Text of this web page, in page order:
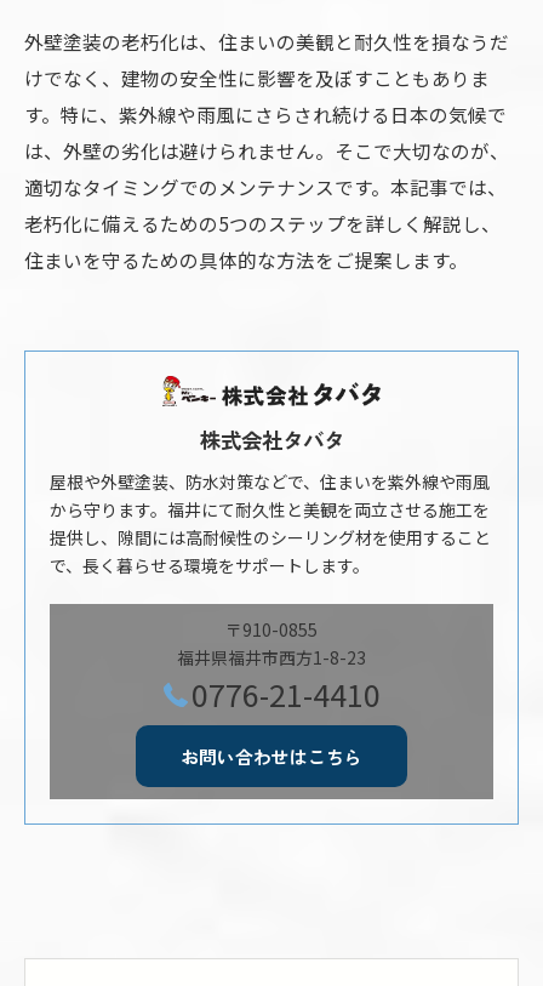
外壁塗装の老朽化は、住まいの美観と耐久性を損なうだ
けでなく、建物の安全性に影響を及ぼすこともありま
す。特に、紫外線や雨風にさらされ続ける日本の気候で
は、外壁の劣化は避けられません。そこで大切なのが、
適切なタイミングでのメンテナンスです。本記事では、
老朽化に備えるための5つのステップを詳しく解説し、
住まいを守るための具体的な方法をご提案します。
株式会社タバタ
屋根や外壁塗装、防水対策などで、住まいを紫外線や雨風
から守ります。福井にて耐久性と美観を両立させる施工を
提供し、隙間には高耐候性のシーリング材を使用すること
で、長く暮らせる環境をサポートします。
〒910-0855
福井県福井市西方1-8-23
0776-21-4410
お問い合わせはこちら